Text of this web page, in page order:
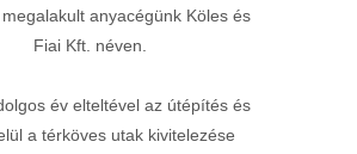
anyacégünk Köles és
Fiai Kft. néven.
év elteltével az útépítés és
a térköves utak kivitelezése